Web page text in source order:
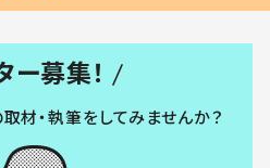
ー募集！
材・執筆をしてみませんか？